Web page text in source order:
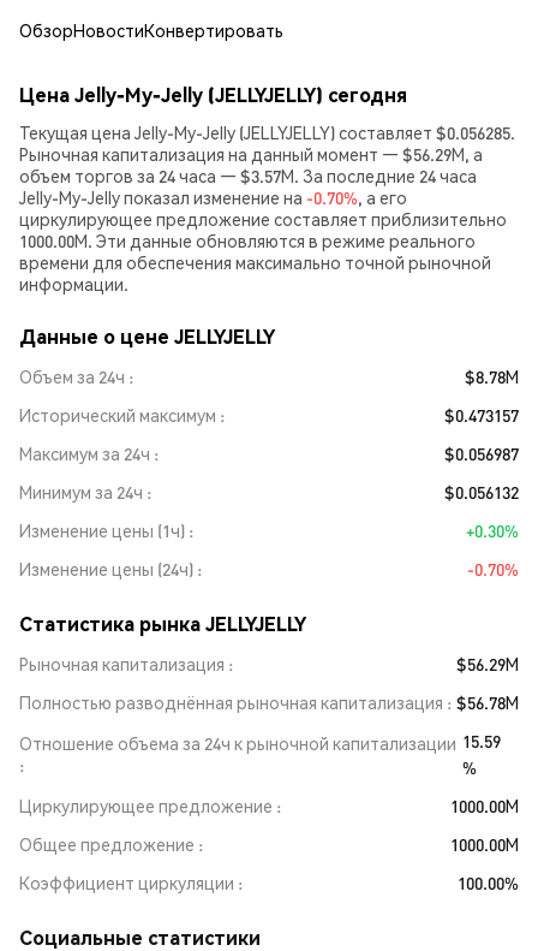
ОбзорНовостиКонвертировать
Цена Jelly-My-Jelly (JELLYJELLY) сегодня
Текущая цена Jelly-My-Jelly (JELLYJELLY) составляет $0.056285.
Рыночная капитализация на данный момент — $56.29M, а
объем торгов за 24 часа — $3.57M. За последние 24 часа
Jelly-My-Jelly показал изменение на -0.70%, а его
циркулирующее предложение составляет приблизительно
1000.00M. Эти данные обновляются в режиме реального
времени для обеспечения максимально точной рыночной
информации.
Данные о цене JELLYJELLY
Объем за 24ч
$8.78M
Исторический максимум
$0.473157
Максимум за 24ч
$0.056987
Минимум за 24ч
$0.056132
Изменение цены (1ч)
+0.30%
Изменение цены (24ч)
-0.70%
Статистика рынка JELLYJELLY
Рыночная капитализация
$56.29M
Полностью разводнённая рыночная капитализация
$56.78M
Отношение объема за 24ч к рыночной капитализации 15.59
%
Циркулирующее предложение
1000.00M
Общее предложение
1000.00M
Коэффициент циркуляции
100.00%
Социальные статистики